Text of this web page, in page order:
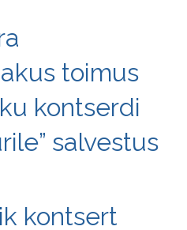
toimus
kontserdi
salvestus
kontsert